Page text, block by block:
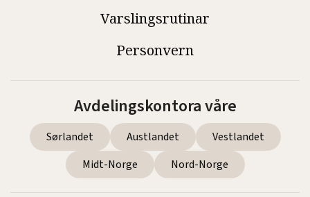
Varslingsrutinar
Personvern
Avdelingskontora våre
Sørlandet Austlandet
Vestlandet
Midt-Norge
Nord-Norge